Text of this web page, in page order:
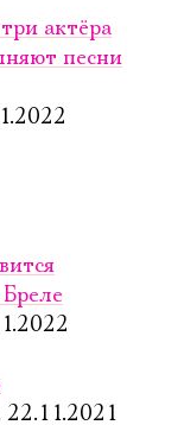
актёра
песни
22.11.2021